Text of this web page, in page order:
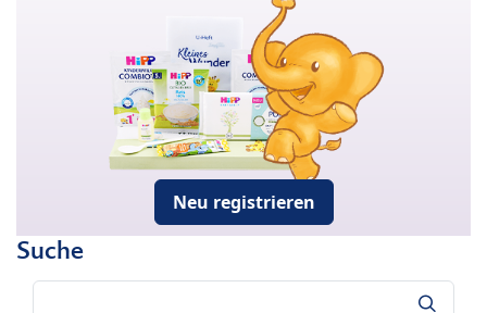
Neu registrieren
Suche